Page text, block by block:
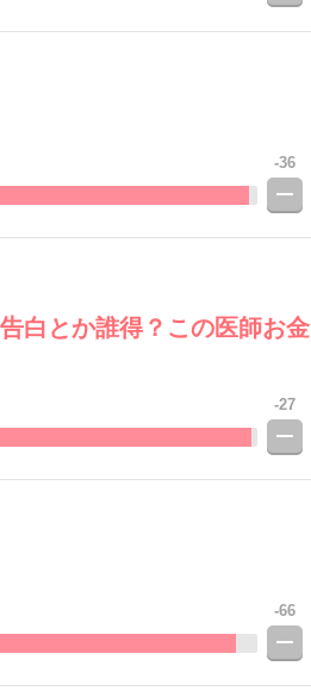
-36
白とか誰得？この医師お金
-27
-66